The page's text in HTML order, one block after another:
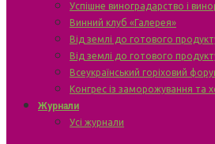
Успішне виноградарство і
Винний клуб «Галерея»
Від землі до готового
Від землі до готового
Всеукраїнський горіховий
Конгрес із заморожування та
Журнали
Усі журнали